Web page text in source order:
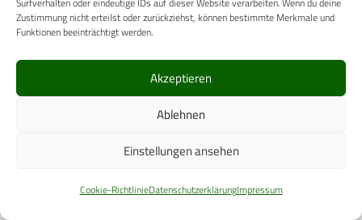
Zustimmung nicht erteilst oder zurückziehst, können bestimmte Merkmale und
Funktionen beeinträchtigt werden.
Akzeptieren
Ablehnen
Einstellungen ansehen
Cookie-RichtlinieDatenschutzerklärungImpressum
Frankreich durchflogenen Höhenbänder. So wurden in
Nepal Peakhöhen zwischen 1 700
sieben der zehn Flüge solche von mehr als 5 500 m
erreicht. Die mittlere Höhe während der Flüge variierte
zwischen 1 100 m und 6 200 m. In Frankreich lagen die
4 der 10 Flüge erreichten Gipfelhöhen von mehr als
zwischen 850 m und 2 900 m. Die thermische und